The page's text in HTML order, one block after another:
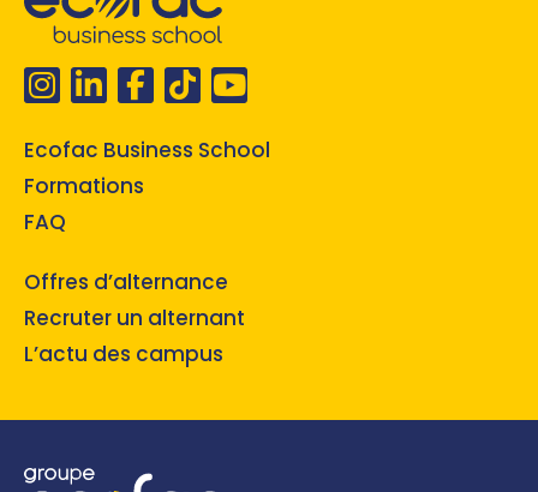
Ecofac Business School
Formations
FAQ
Offres d’alternance
Recruter un alternant
L’actu des campus